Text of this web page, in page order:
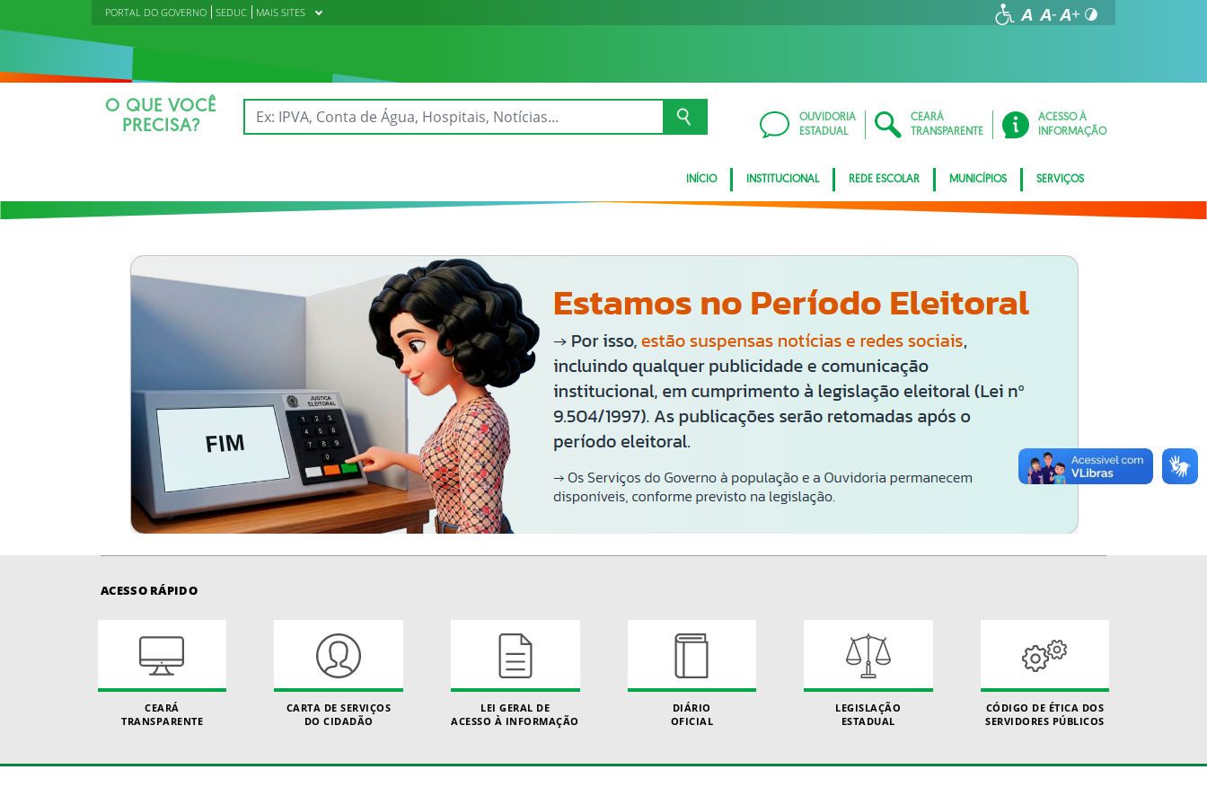
PORTAL DO GOVERNO SEDUC MAIS SITES
O QUE VOCÊ
PRECISA?
OUVIDORIA
ESTADUAL
CEARÁ
TRANSPARENTE
ACESSO À
INFORMAÇÃO
INÍCIO INSTITUCIONAL REDE ESCOLAR MUNICÍPIOS SERVIÇOS
ACESSO RÁPIDO
CEARÁ
TRANSPARENTE
CARTA DE SERVIÇOS
DO CIDADÃO
LEI GERAL DE
ACESSO À INFORMAÇÃO
DIÁRIO
OFICIAL
LEGISLAÇÃO
ESTADUAL
CÓDIGO DE ÉTICA DOS
SERVIDORES PÚBLICOS